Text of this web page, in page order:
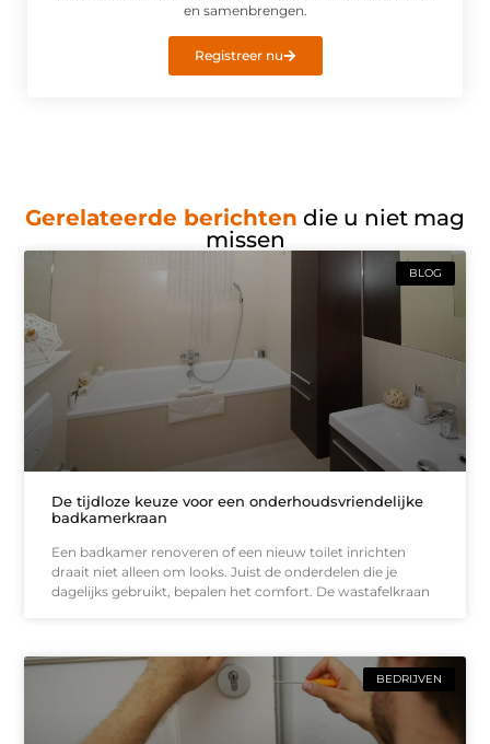
en samenbrengen.
Registreer nu
Gerelateerde berichten die u niet mag
missen
BLOG
De tijdloze keuze voor een onderhoudsvriendelijke
badkamerkraan
Een badkamer renoveren of een nieuw toilet inrichten
draait niet alleen om looks. Juist de onderdelen die je
dagelijks gebruikt, bepalen het comfort. De wastafelkraan
BEDRIJVEN